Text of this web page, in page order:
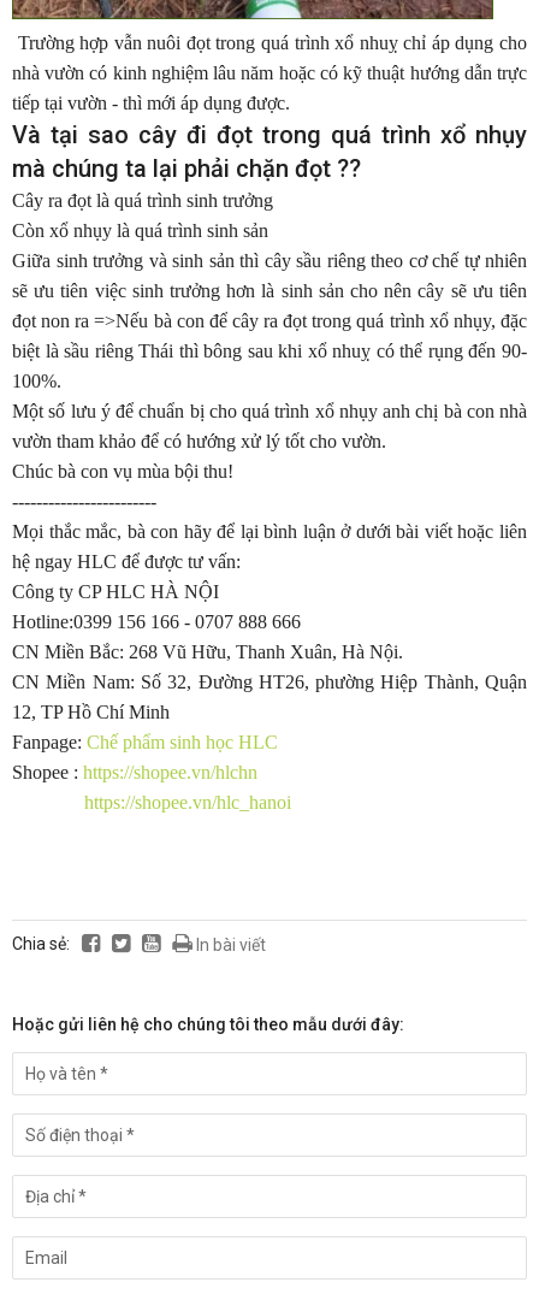
Trường hợp vẫn nuôi đọt trong quá trình xổ nhuỵ chỉ áp dụng cho
nhà vườn có kinh nghiệm lâu năm hoặc có kỹ thuật hướng dẫn trực
tiếp tại vườn - thì mới áp dụng được.
Và tại sao cây đi đọt trong quá trình xổ nhụy
mà chúng ta lại phải chặn đọt ??
Cây ra đọt là quá trình sinh trưởng
Còn xổ nhụy là quá trình sinh sản
Giữa sinh trưởng và sinh sản thì cây sầu riêng theo cơ chế tự nhiên
sẽ ưu tiên việc sinh trưởng hơn là sinh sản cho nên cây sẽ ưu tiên
đọt non ra =>Nếu bà con để cây ra đọt trong quá trình xổ nhụy, đặc
biệt là sầu riêng Thái thì bông sau khi xổ nhuỵ có thể rụng đến 90-
100%.
Một số lưu ý để chuẩn bị cho quá trình xổ nhụy anh chị bà con nhà
vườn tham khảo để có hướng xử lý tốt cho vườn.
Chúc bà con vụ mùa bội thu!
------------------------
Mọi thắc mắc, bà con hãy để lại bình luận ở dưới bài viết hoặc liên
hệ ngay HLC để được tư vấn:
Công ty CP HLC HÀ NỘI
Hotline:0399 156 166 - 0707 888 666
CN Miền Bắc: 268 Vũ Hữu, Thanh Xuân, Hà Nội.
CN Miền Nam: Số 32, Đường HT26, phường Hiệp Thành, Quận
12, TP Hồ Chí Minh
Fanpage: Chế phẩm sinh học HLC
Shopee : https://shopee.vn/hlchn
https://shopee.vn/hlc_hanoi
Chia sẻ: In bài viết
Hoặc gửi liên hệ cho chúng tôi theo mẫu dưới đây: